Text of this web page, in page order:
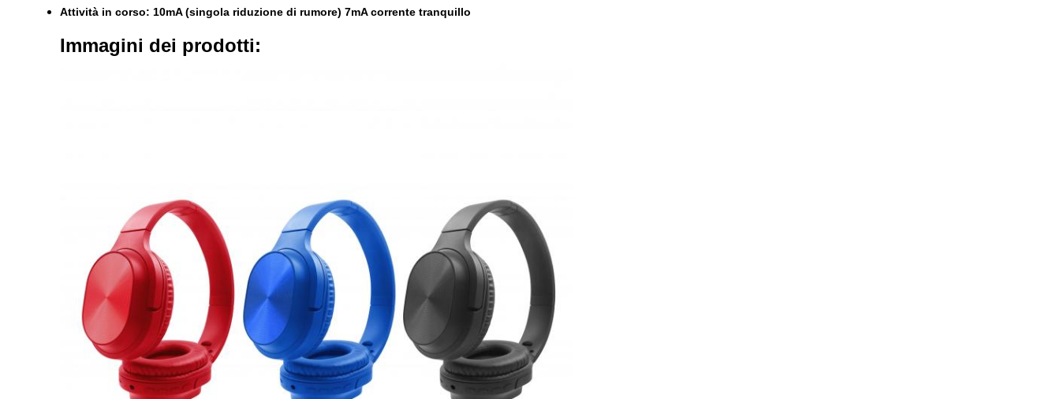
Attività in corso: 10mA (singola riduzione di rumore) 7mA corrente tranquillo
Immagini dei prodotti: